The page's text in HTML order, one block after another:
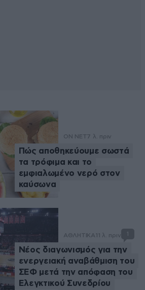
ON NET7 λ. πριν
Πώς αποθηκεύουμε σωστά
τα τρόφιμα και το
εμφιαλωμένο νερό στον
καύσωνα
ΑΘΛΗΤΙΚΑ 11 λ. πριν 1
Νέος διαγωνισμός για την
ενεργειακή αναβάθμιση του
ΣΕΦ μετά την απόφαση του
Ελεγκτικού Συνεδρίου